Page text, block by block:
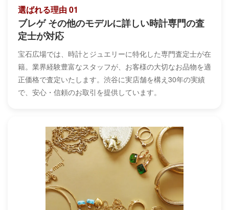
選ばれる理由 01
ブレゲ その他のモデルに詳しい時計専門の査
定士が対応
宝石広場では、時計とジュエリーに特化した専門査定士が在
籍。業界経験豊富なスタッフが、お客様の大切なお品物を適
正価格で査定いたします。渋谷に実店舗を構え30年の実績
で、安心・信頼のお取引を提供しています。